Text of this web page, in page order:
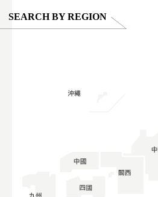
SEARCH BY REGION